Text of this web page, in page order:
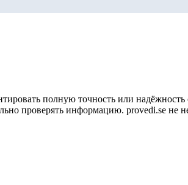
полную точность или надёжность
проверять информацию. provedi.se